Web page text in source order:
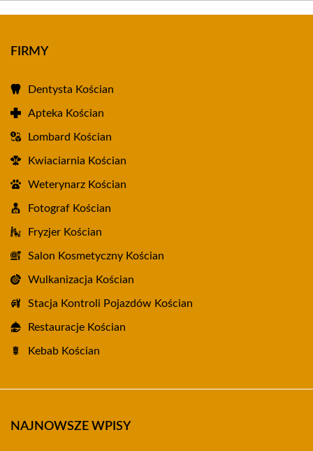
FIRMY
Dentysta Kościan
Apteka Kościan
Lombard Kościan
Kwiaciarnia Kościan
Weterynarz Kościan
Fotograf Kościan
Fryzjer Kościan
Salon Kosmetyczny Kościan
Wulkanizacja Kościan
Stacja Kontroli Pojazdów Kościan
Restauracje Kościan
Kebab Kościan
NAJNOWSZE WPISY